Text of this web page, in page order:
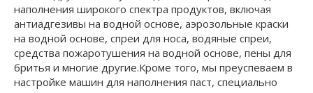
наполнения широкого спектра продуктов, включая
антиадгезивы на водной основе, аэрозольные краски
на водной основе, спреи для носа, водяные спреи,
средства пожаротушения на водной основе, пены для
бритья и многие другие.Кроме того, мы преуспеваем в
настройке машин для наполнения паст, специально